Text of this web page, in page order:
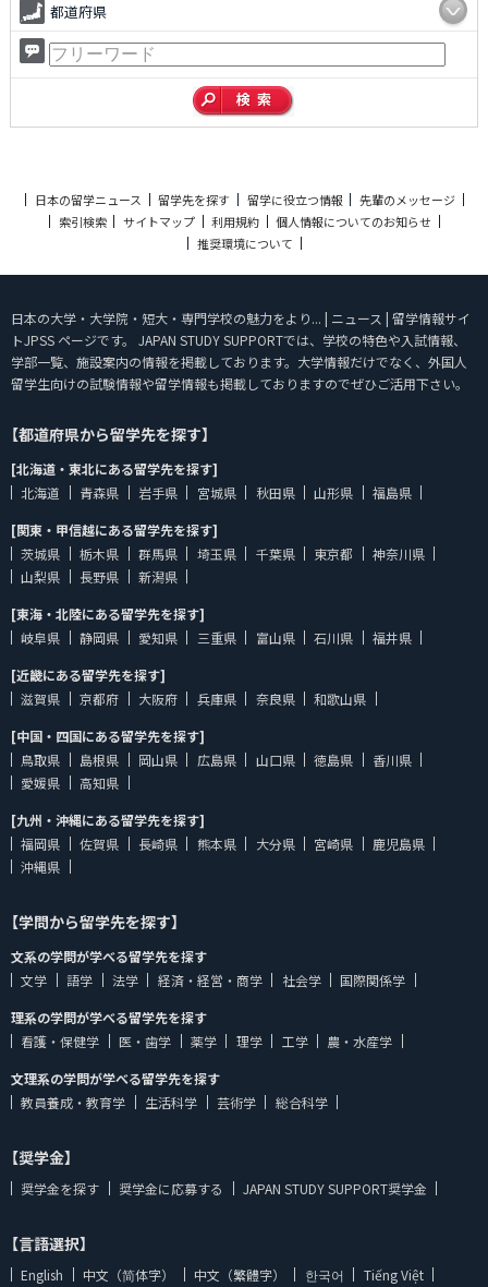
都道府県
日本の留学ニュース 留学先を探す 留学に役立つ情報
先輩のメッセージ
索引検索
サイトマップ 利用規約
個人情報についてのお知らせ
推奨環境について
日本の大学・大学院・短大・専門学校の魅力をより... | ニュース | 留学情報サイ
トJPSS ページです。 JAPAN STUDY SUPPORTでは、学校の特色や入試情報、
学部一覧、施設案内の情報を掲載しております。大学情報だけでなく、外国人
留学生向けの試験情報や留学情報も掲載しておりますのでぜひご活用下さい。
【都道府県から留学先を探す】
[北海道・東北にある留学先を探す]
北海道
青森県 岩手県 宮城県 秋田県 山形県
福島県
[関東・甲信越にある留学先を探す]
茨城県
栃木県 群馬県 埼玉県 千葉県 東京都
神奈川県
山梨県
長野県
新潟県
[東海・北陸にある留学先を探す]
岐阜県
静岡県 愛知県 三重県 富山県 石川県
福井県
[近畿にある留学先を探す]
滋賀県
京都府 大阪府 兵庫県 奈良県
和歌山県
[中国・四国にある留学先を探す]
鳥取県
島根県 岡山県 広島県 山口県 徳島県
香川県
愛媛県
高知県
[九州・沖縄にある留学先を探す]
福岡県
佐賀県 長崎県 熊本県 大分県 宮崎県
鹿児島県
沖縄県
【学問から留学先を探す】
文系の学問が学べる留学先を探す
文学
語学 法学 経済・経営・商学 社会学
国際関係学
理系の学問が学べる留学先を探す
看護・保健学
医・歯学 薬学 理学 工学
農・水産学
文理系の学問が学べる留学先を探す
教員養成・教育学
生活科学 芸術学 総合科学
【奨学金】
奨学金を探す 奨学金に応募する JAPAN STUDY SUPPORT奨学金
【言語選択】
English 中文（简体字） 中文（繁體字） 한국어 Tiếng Việt